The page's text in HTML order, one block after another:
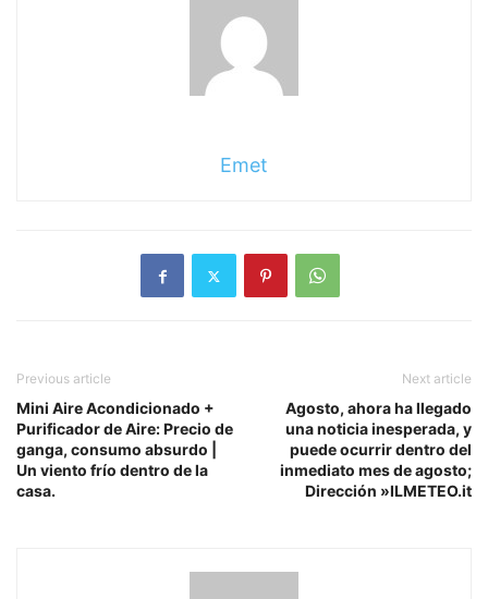
Emet
Previous article
Mini Aire Acondicionado +
Purificador de Aire: Precio de
ganga, consumo absurdo |
Un viento frío dentro de la
casa.
Next article
Agosto, ahora ha llegado
una noticia inesperada, y
puede ocurrir dentro del
inmediato mes de agosto;
Dirección »ILMETEO.it